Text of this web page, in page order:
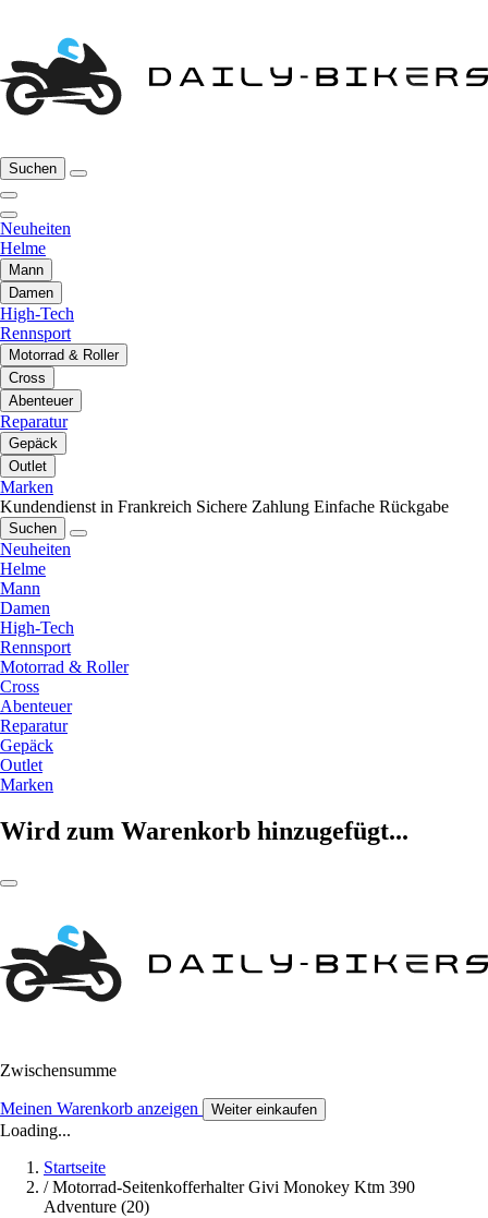
Suchen
Neuheiten
Helme
Mann
Damen
High-Tech
Rennsport
Motorrad & Roller
Cross
Abenteuer
Reparatur
Gepäck
Outlet
Marken
Kundendienst in Frankreich Sichere Zahlung Einfache Rückgabe
Suchen
Neuheiten
Helme
Mann
Damen
High-Tech
Rennsport
Motorrad & Roller
Cross
Abenteuer
Reparatur
Gepäck
Outlet
Marken
Wird zum Warenkorb hinzugefügt...
Zwischensumme
Meinen Warenkorb anzeigen Weiter einkaufen
Loading...
Startseite
/ Motorrad-Seitenkofferhalter Givi Monokey Ktm 390
Adventure (20)